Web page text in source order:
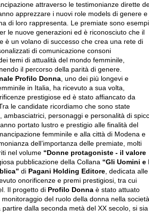
attraverso le testimonianze dirette
apprezzare i nuovi role models di genere e
di loro rappresenta. Le premiate sono esempi
le nuove generazioni ed è riconosciuto che il
è un volano di successo che crea una rete di
di comunicazione consoni
temi di attualità del mondo femminile,
il percorso della parità di genere.
Profilo Donna , uno dei più longevi e
in Italia, ha ricevuto a sua volta,
prestigiose ed è stato affiancato da
le candidate ricordiamo che sono state
ambasciatrici, personaggi e personalità di
portato lustro e prestigio alle finalità del
femminile e alla città di Modena e
dell’importanza delle premiate, molti
nel volume “Donne protagoniste - il valore
pubblicazione della Collana “Gli Uomini e
di Pagani Holding Editore , dedicata alle
onorificenze e premi prestigiosi, tra cui
Il progetto di Profilo Donna è stato attuato
del ruolo della donna nella
dalla seconda metà del XX secolo, si sia